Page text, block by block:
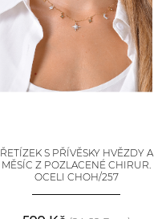
ŘETÍZEK S PŘÍVĚSKY HVĚZDY A
MĚSÍC Z POZLACENÉ CHIRUR.
OCELI CHOH/257